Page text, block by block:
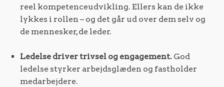
reel kompetenceudvikling. Ellers kan de ikke
lykkes i rollen – og det går ud over dem selv og
de mennesker, de leder.
Ledelse driver trivsel og engagement. God
ledelse styrker arbejdsglæden og fastholder
medarbejdere.